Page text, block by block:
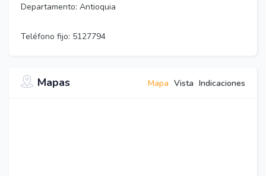
Departamento: Antioquia
Teléfono fijo: 5127794
Mapas Mapa Vista Indicaciones